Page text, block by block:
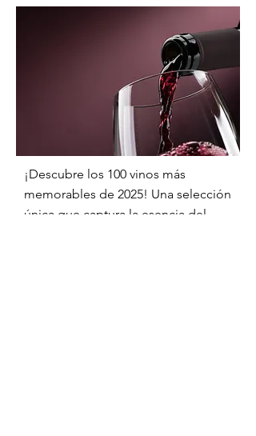
¡Descubre los 100 vinos más
memorables de 2025! Una selección
única que captura la esencia del